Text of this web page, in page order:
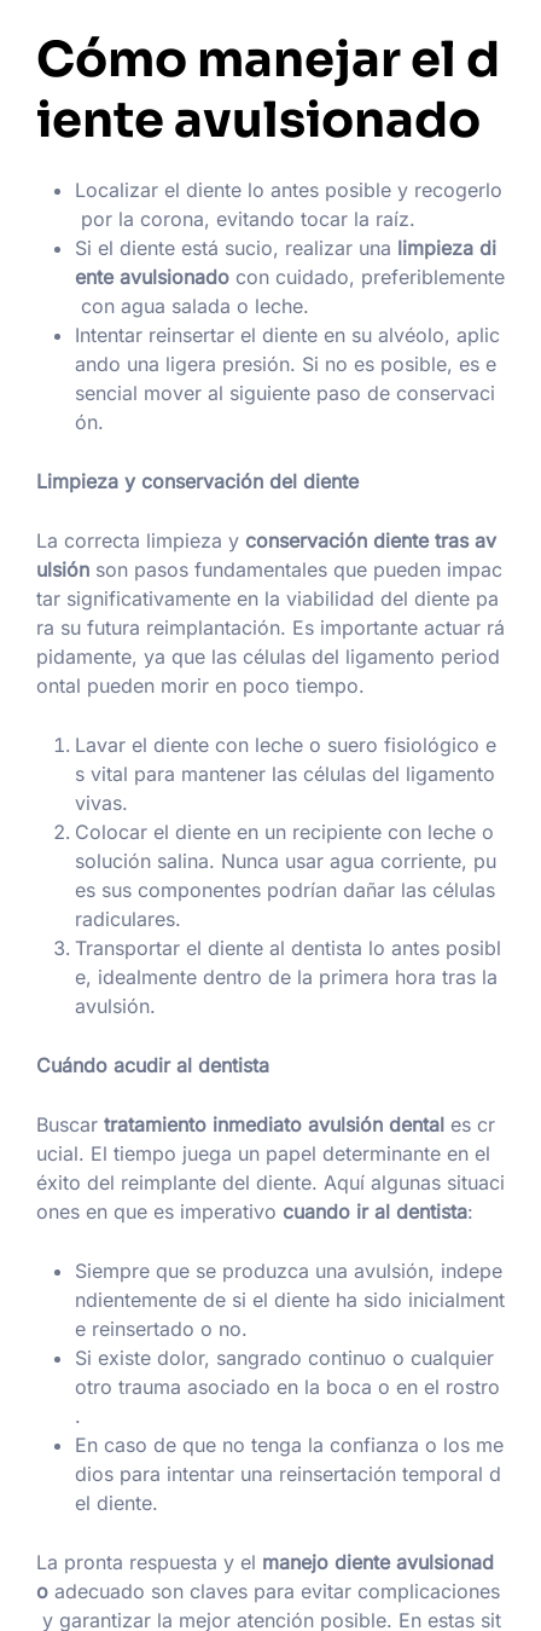
Cómo manejar el d
iente avulsionado
Localizar el diente lo antes posible y recogerlo
por la corona, evitando tocar la raíz.
Si el diente está sucio, realizar una limpieza di
ente avulsionado con cuidado, preferiblemente
con agua salada o leche.
Intentar reinsertar el diente en su alvéolo, aplic
ando una ligera presión. Si no es posible, es e
sencial mover al siguiente paso de conservaci
ón.
Limpieza y conservación del diente
La correcta limpieza y conservación diente tras av
ulsión son pasos fundamentales que pueden impac
tar significativamente en la viabilidad del diente pa
ra su futura reimplantación. Es importante actuar rá
pidamente, ya que las células del ligamento period
ontal pueden morir en poco tiempo.
Lavar el diente con leche o suero fisiológico e
s vital para mantener las células del ligamento
vivas.
Colocar el diente en un recipiente con leche o
solución salina. Nunca usar agua corriente, pu
es sus componentes podrían dañar las células
radiculares.
Transportar el diente al dentista lo antes posibl
e, idealmente dentro de la primera hora tras la
avulsión.
Cuándo acudir al dentista
Buscar tratamiento inmediato avulsión dental es cr
ucial. El tiempo juega un papel determinante en el
éxito del reimplante del diente. Aquí algunas situaci
ones en que es imperativo cuando ir al dentista:
Siempre que se produzca una avulsión, indepe
ndientemente de si el diente ha sido inicialment
e reinsertado o no.
Si existe dolor, sangrado continuo o cualquier
otro trauma asociado en la boca o en el rostro
.
En caso de que no tenga la confianza o los me
dios para intentar una reinsertación temporal d
el diente.
La pronta respuesta y el manejo diente avulsionad
o adecuado son claves para evitar complicaciones
y garantizar la mejor atención posible. En estas sit